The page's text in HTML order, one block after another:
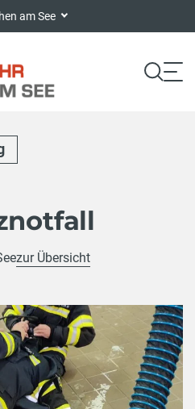
am See
zur Übersicht